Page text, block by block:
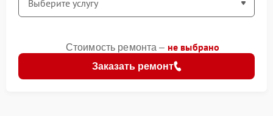
Заказать ремонт
Стоимость ремонта – не выбрано